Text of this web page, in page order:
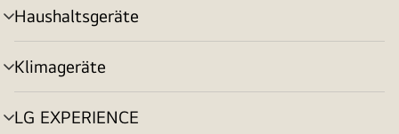
Haushaltsgeräte
Menü
umschalten
Klimageräte
Menü
umschalten
LG EXPERIENCE
Menü